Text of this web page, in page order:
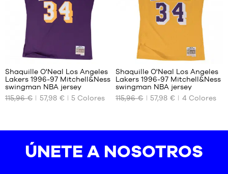
TAMAÑOS
DISPONIBLES
Shaquille O'Neal Los Angeles
Lakers 1996-97 Mitchell&Ness
swingman NBA jersey
115,96 €
57,98 € 5 Colores
TAMAÑOS
DISPONIBLES
Shaquille O'Neal Los Angeles
Lakers 1996-97 Mitchell&Ness
swingman NBA jersey
115,96 €
57,98 € 4Colores
ÚNETE A NOSOTROS